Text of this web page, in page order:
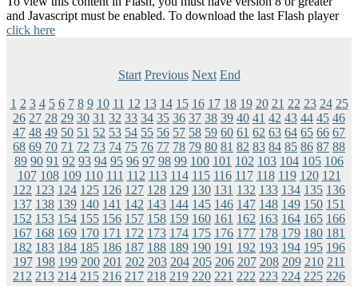
and Javascript must be enabled. To download the last Flash player
click here
Start Previous Next End
1 2 3 4 5 6 7 8 9 10 11 12 13 14 15 16 17 18 19 20 21 22 23 24 25
26 27 28 29 30 31 32 33 34 35 36 37 38 39 40 41 42 43 44 45 46
47 48 49 50 51 52 53 54 55 56 57 58 59 60 61 62 63 64 65 66 67
68 69 70 71 72 73 74 75 76 77 78 79 80 81 82 83 84 85 86 87 88
89 90 91 92 93 94 95 96 97 98 99 100 101 102 103 104 105 106
107 108 109 110 111 112 113 114 115 116 117 118 119 120 121
122 123 124 125 126 127 128 129 130 131 132 133 134 135 136
137 138 139 140 141 142 143 144 145 146 147 148 149 150 151
152 153 154 155 156 157 158 159 160 161 162 163 164 165 166
167 168 169 170 171 172 173 174 175 176 177 178 179 180 181
182 183 184 185 186 187 188 189 190 191 192 193 194 195 196
197 198 199 200 201 202 203 204 205 206 207 208 209 210 211
212 213 214 215 216 217 218 219 220 221 222 223 224 225 226